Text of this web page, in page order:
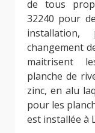
de tous
32240 pour
changement
maitrisent
planche de
zinc, en alu
pour les
est installée à